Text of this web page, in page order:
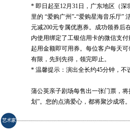
* 即日起至12月31日，广东地区（深
里的 “爱购广州”-“爱购星海音乐厅”
元减200元专属优惠券。成功领券后
内使用绑定了工银信用卡的微信支
起用金额即可用券。每位客户每天
有限，先到先得，领完即止。
* 温馨提示：演出全长约45分钟，不
蒲公英亲子剧场每售出一张门票，
划”。您的点滴爱心，都将聚沙成塔。